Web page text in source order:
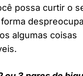
possa curtir o
algumas coisas